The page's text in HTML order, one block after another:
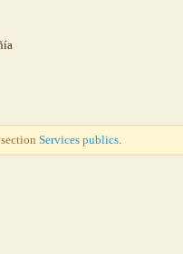
Services publics.